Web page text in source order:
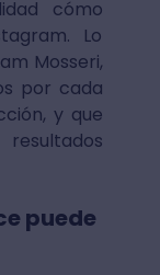
cómo
Lo
Mosseri,
por cada
y que
puede